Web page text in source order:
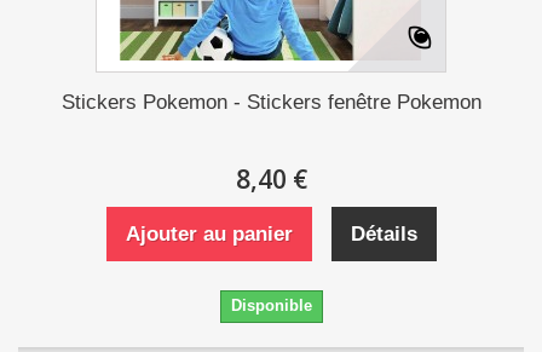
Stickers Pokemon - Stickers fenêtre Pokemon
8,40 €
Ajouter au panier Détails
Disponible